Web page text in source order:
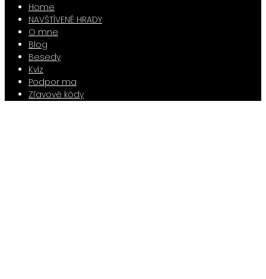
Home
NAVŠTÍVENÉ HRADY
O mne
Blog
Besedy
Kvíz
Podpor ma
Zľavové kódy